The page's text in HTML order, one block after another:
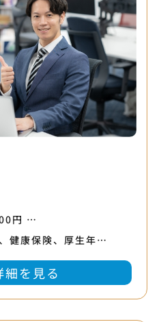
円 …
健康保険、厚生年…
細を見る